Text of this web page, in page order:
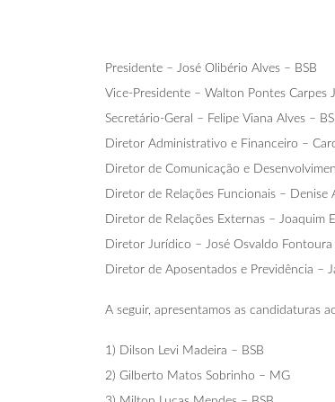
Presidente – José Olibério Alves – BSB
Vice-Presidente – Walton Pontes Carpes
Secretário-Geral – Felipe Viana Alves –
Diretor Administrativo e Financeiro –
Diretor de Comunicação e
Diretor de Relações Funcionais – Denise
Diretor de Relações Externas – Joaquim
Diretor Jurídico – José Osvaldo
Diretor de Aposentados e Previdência –
A seguir, apresentamos as candidaturas
1) Dilson Levi Madeira – BSB
2) Gilberto Matos Sobrinho – MG